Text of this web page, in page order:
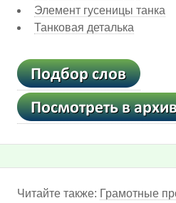
Элемент гусеницы танка
Танковая деталька
Читайте также: Грамотные